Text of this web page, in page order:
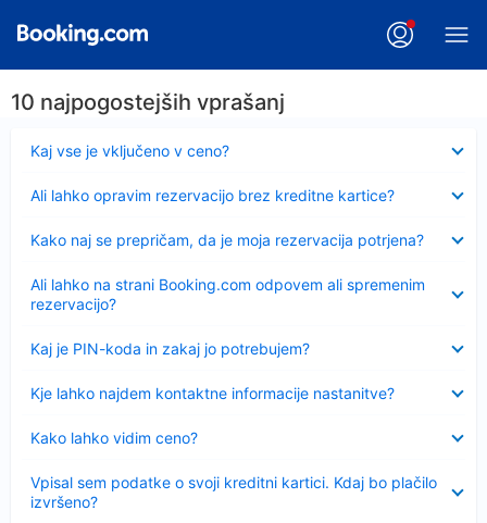
10 najpogostejših vprašanj
Kaj vse je vključeno v ceno?
Ali lahko opravim rezervacijo brez kreditne kartice?
Kako naj se prepričam, da je moja rezervacija potrjena?
Ali lahko na strani Booking.com odpovem ali spremenim
rezervacijo?
Kaj je PIN-koda in zakaj jo potrebujem?
Kje lahko najdem kontaktne informacije nastanitve?
Kako lahko vidim ceno?
Vpisal sem podatke o svoji kreditni kartici. Kdaj bo plačilo
izvršeno?